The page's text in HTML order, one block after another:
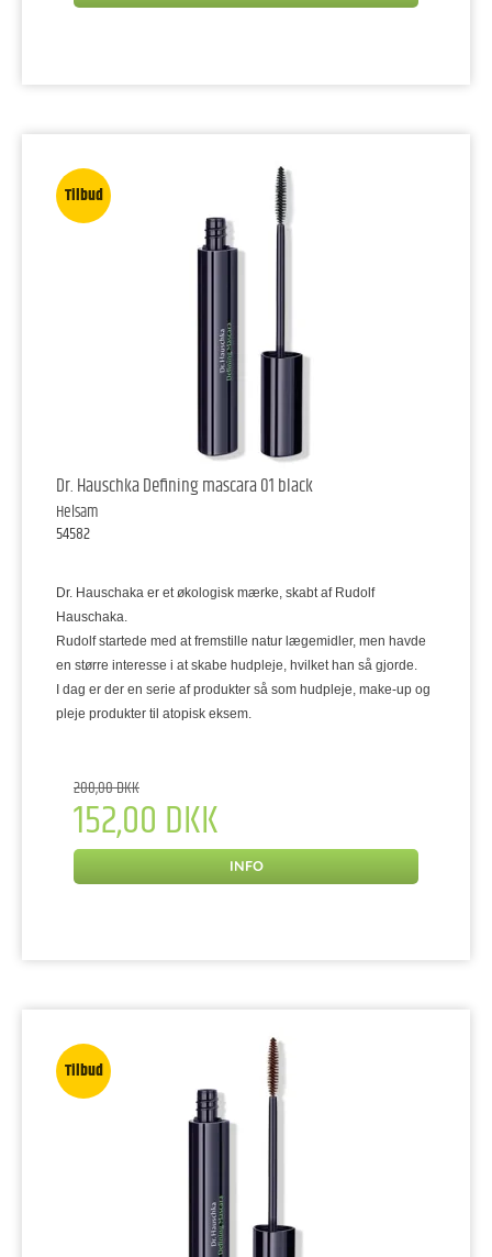
Tilbud
Dr. Hauschka Defining mascara 01 black
Helsam
54582
Dr. Hauschaka er et økologisk mærke, skabt af Rudolf
Hauschaka.
Rudolf startede med at fremstille natur lægemidler, men havde
en større interesse i at skabe hudpleje, hvilket han så gjorde.
I dag er der en serie af produkter så som hudpleje, make-up og
pleje produkter til atopisk eksem.
200,00 DKK
152,00 DKK
INFO
Tilbud